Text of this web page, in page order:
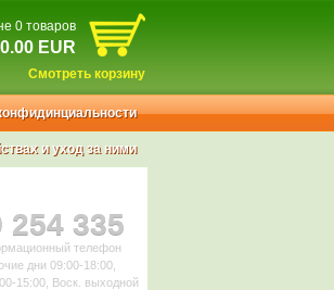
0 товаров
0.00 EUR
Смотреть корзину
и уход за ними
254 335
телефон
дни 09:00-18:00,
15:00, Воск. выходной